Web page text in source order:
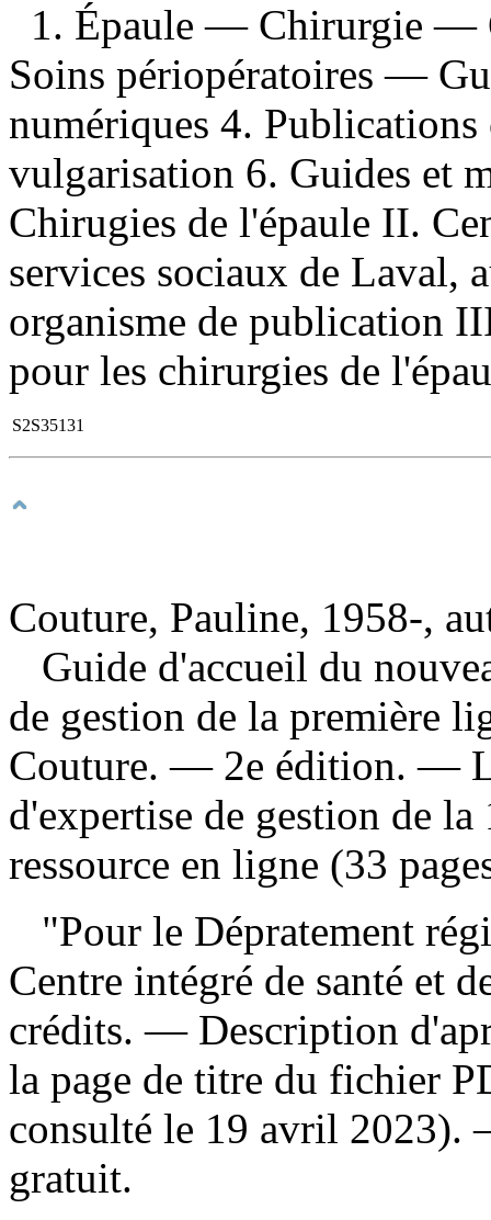
1. Épaule — Chirurgie —
Soins périopératoires —
numériques 4.
vulgarisation 6. Guides et
Chirugies de l'épaule II.
services sociaux de Laval,
organisme de publication
pour les chirurgies de
S2S35131
Couture, Pauline, 1958-,
Guide d'accueil du
de gestion de la première
Couture. — 2e édition. —
d'expertise de gestion de
ressource en ligne (33
"Pour le Dépratement
Centre intégré de santé et
crédits. — Description
la page de titre du fichier
consulté le 19 avril
gratuit.